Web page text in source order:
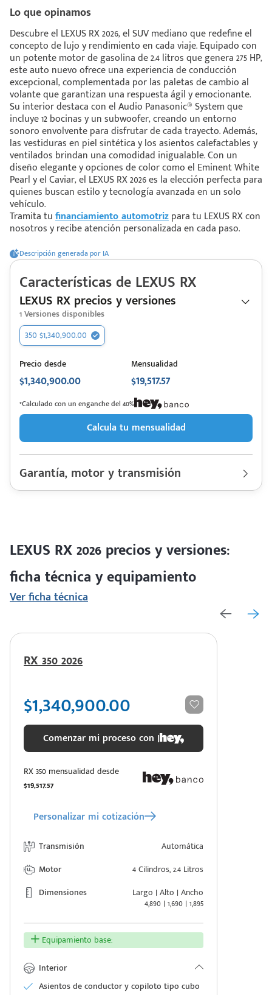
Lo que opinamos
Descubre el LEXUS RX 2026, el SUV mediano que redefine el
concepto de lujo y rendimiento en cada viaje. Equipado con
un potente motor de gasolina de 2.4 litros que genera 275 HP,
este auto nuevo ofrece una experiencia de conducción
excepcional, complementada por las paletas de cambio al
volante que garantizan una respuesta ágil y emocionante.
Su interior destaca con el Audio Panasonic® System que
incluye 12 bocinas y un subwoofer, creando un entorno
sonoro envolvente para disfrutar de cada trayecto. Además,
las vestiduras en piel sintética y los asientos calefactables y
ventilados brindan una comodidad inigualable. Con un
diseño elegante y opciones de color como el Eminent White
Pearl y el Caviar, el LEXUS RX 2026 es la elección perfecta para
quienes buscan estilo y tecnología avanzada en un solo
vehículo.
Tramita tufinanciamiento automotrizpara tu LEXUS RX con
nosotros y recibe atención personalizada en cada paso.
Descripción generada por IA
Características de LEXUS RX
LEXUS RX precios y versiones
1Versiones disponibles
350 $1,340,900.00
Precio desde
$1,340,900.00
Mensualidad
$19,517.57
*Calculado con un enganche del 40%
Calcula tu mensualidad
Garantía, motor y transmisión
Colores disponibles
LEXUS RX 2026 precios y versiones:
ficha técnica y equipamiento
Ver ficha técnica
RX 350 2026
$1,340,900.00
Comenzar mi proceso con |
RX 350 mensualidad desde
$19,517.57
Personalizar mi cotización
Transmisión
Automática
Motor
4 Cilindros, 2.4 Litros
Dimensiones
Largo | Alto | Ancho
4,890 | 1,690 | 1,895
Equipamiento base:
Interior
Asientos de conductor y copiloto tipo cubo
asesor te guiará
para que
la mejor desición.
más
estoy viendo 😀